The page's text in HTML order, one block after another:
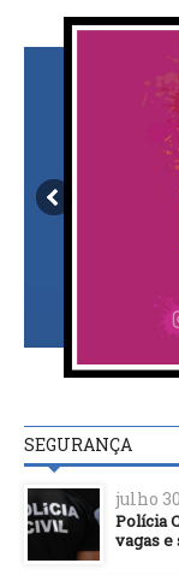
SEGURANÇA
julho
Polícia
vagas e